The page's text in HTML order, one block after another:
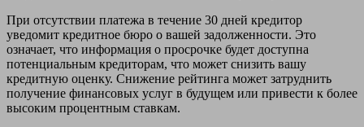
При отсутствии платежа в течение 30 дней кредитор
уведомит кредитное бюро о вашей задолженности. Это
означает, что информация о просрочке будет доступна
потенциальным кредиторам, что может снизить вашу
кредитную оценку. Снижение рейтинга может затруднить
получение финансовых услуг в будущем или привести к более
высоким процентным ставкам.